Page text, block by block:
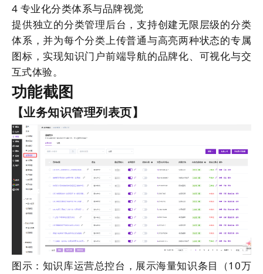
4 专业化分类体系与品牌视觉
提供独立的分类管理后台，支持创建无限层级的分类
体系，并为每个分类上传普通与高亮两种状态的专属
图标，实现知识门户前端导航的品牌化、可视化与交
互式体验。
功能截图
【业务知识管理列表页】
图示：知识库运营总控台，展示海量知识条目（10万